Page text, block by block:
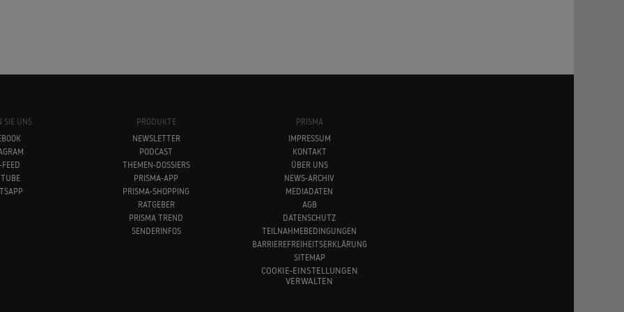
SIE UNS
FEED
PRODUKTE
NEWSLETTER
PODCAST
THEMEN-DOSSIERS
PRISMA-APP
PRISMA-SHOPPING
RATGEBER
PRISMA TREND
SENDERINFOS
PRISMA
IMPRESSUM
KONTAKT
ÜBER UNS
NEWS-ARCHIV
MEDIADATEN
AGB
DATENSCHUTZ
TEILNAHMEBEDINGUNGEN
BARRIEREFREIHEITSERKLÄRUNG
SITEMAP
COOKIE-EINSTELLUNGEN
VERWALTEN